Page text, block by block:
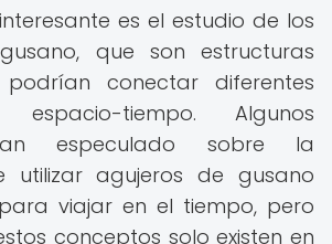
es el estudio de los
que son estructuras
conectar diferentes
tiempo. Algunos
especulado sobre la
utilizar agujeros de gusano
viajar en el tiempo, pero
conceptos solo existen en